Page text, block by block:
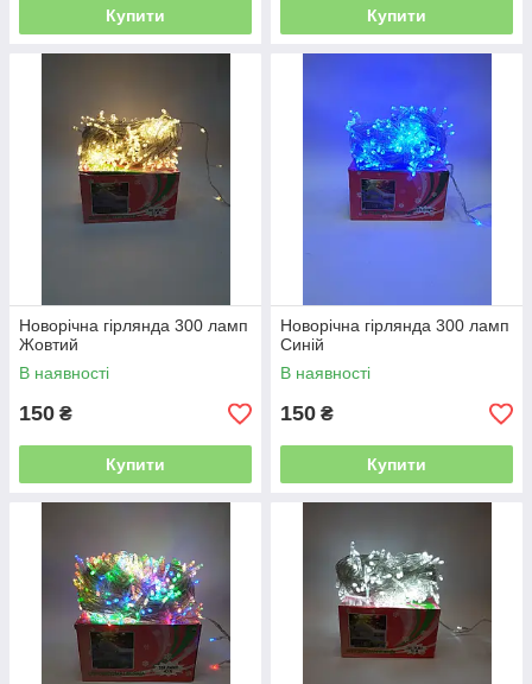
Купити Купити
Новорічна гірлянда 300 ламп
Жовтий
В наявності
150 ₴
Купити
Новорічна гірлянда 300 ламп
Синій
В наявності
150 ₴
Купити